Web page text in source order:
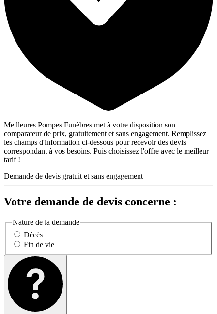
Meilleures Pompes Funèbres met à votre disposition son
comparateur de prix, gratuitement et sans engagement. Remplissez
les champs d'information ci-dessous pour recevoir des devis
correspondant à vos besoins. Puis choisissez l'offre avec le meilleur
tarif !
Demande de devis gratuit et sans engagement
Votre demande de devis concerne :
Nature de la demande
Décès
Fin de vie